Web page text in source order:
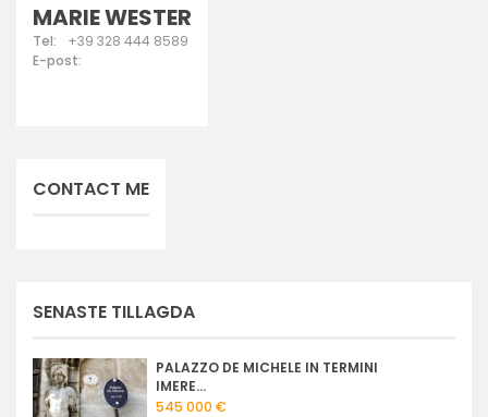
MARIE WESTER
Tel:
+39 328 444 8589
E-post:
CONTACT ME
SENASTE TILLAGDA
PALAZZO DE MICHELE IN TERMINI
IMERE...
545 000 €